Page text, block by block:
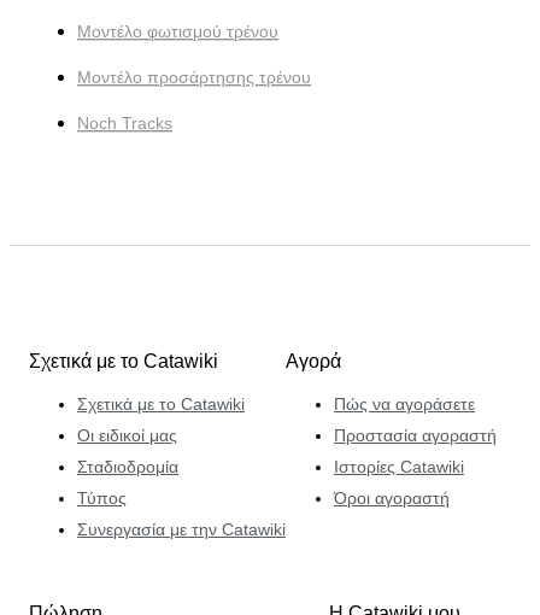
Μοντέλο φωτισμού τρένου
Μοντέλο προσάρτησης τρένου
Noch Tracks
Σχετικά με το Catawiki
Σχετικά με το Catawiki
Οι ειδικοί μας
Σταδιοδρομία
Τύπος
Συνεργασία με την Catawiki
Αγορά
Πώς να αγοράσετε
Προστασία αγοραστή
Ιστορίες Catawiki
Όροι αγοραστή